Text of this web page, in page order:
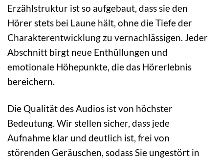
Erzählstruktur ist so aufgebaut, dass sie den
Hörer stets bei Laune hält, ohne die Tiefe der
Charakterentwicklung zu vernachlässigen. Jeder
Abschnitt birgt neue Enthüllungen und
emotionale Höhepunkte, die das Hörerlebnis
bereichern.
Die Qualität des Audios ist von höchster
Bedeutung. Wir stellen sicher, dass jede
Aufnahme klar und deutlich ist, frei von
störenden Geräuschen, sodass Sie ungestört in